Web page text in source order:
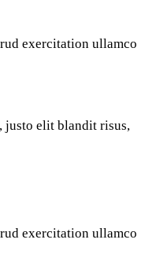
exercitation ullamco
justo elit blandit risus,
exercitation ullamco